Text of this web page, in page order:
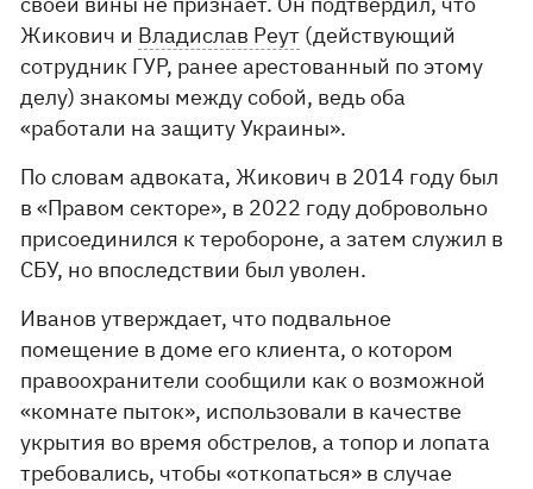
Жикович и Владислав Реут (действующий
сотрудник ГУР, ранее арестованный по этому
делу) знакомы между собой, ведь оба
«работали на защиту Украины».
По словам адвоката, Жикович в 2014 году был
в «Правом секторе», в 2022 году добровольно
присоединился к теробороне, а затем служил в
СБУ, но впоследствии был уволен.
Иванов утверждает, что подвальное
помещение в доме его клиента, о котором
правоохранители сообщили как о возможной
«комнате пыток», использовали в качестве
укрытия во время обстрелов, а топор и лопата
требовались, чтобы «откопаться» в случае